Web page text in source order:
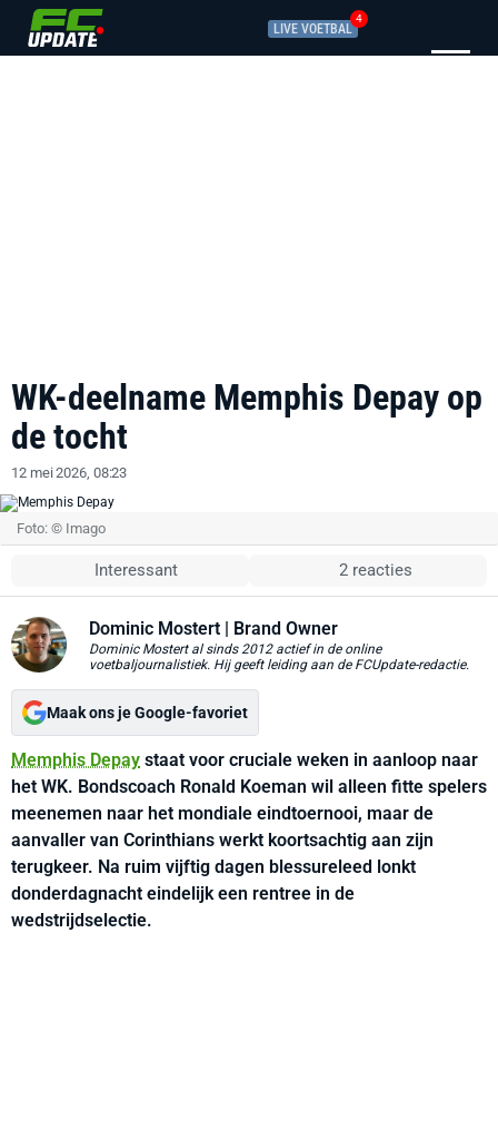
LIVE VOETBAL
4
WK-deelname Memphis Depay op
de tocht
12 mei 2026, 08:23
Foto: © Imago
Interessant 2 reacties
Dominic Mostert | Brand Owner
Dominic Mostert al sinds 2012 actief in de online
voetbaljournalistiek. Hij geeft leiding aan de FCUpdate-redactie.
Maak ons je Google-favoriet
Memphis Depay staat voor cruciale weken in aanloop naar
het WK. Bondscoach Ronald Koeman wil alleen fitte spelers
meenemen naar het mondiale eindtoernooi, maar de
aanvaller van Corinthians werkt koortsachtig aan zijn
terugkeer. Na ruim vijftig dagen blessureleed lonkt
donderdagnacht eindelijk een rentree in de
wedstrijdselectie.